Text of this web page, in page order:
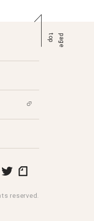
p
a
g
e
t
o
p
reserved.